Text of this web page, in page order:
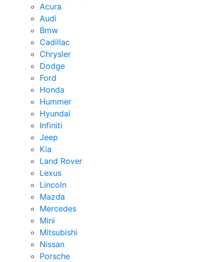
Acura
Audi
Bmw
Cadillac
Chrysler
Dodge
Ford
Honda
Hummer
Hyundai
Infiniti
Jeep
Kia
Land Rover
Lexus
Lincoln
Mazda
Mercedes
Mini
Mitsubishi
Nissan
Porsche